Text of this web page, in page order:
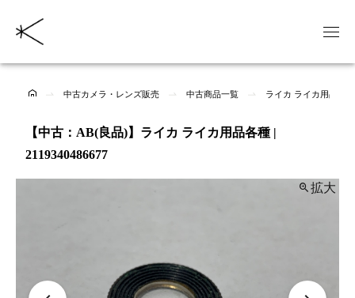
中古カメラ・レンズ販売 中古商品一覧 ライカ ライカ用品各
【中古：AB(良品)】ライカ ライカ用品各種 |
2119340486677
拡大